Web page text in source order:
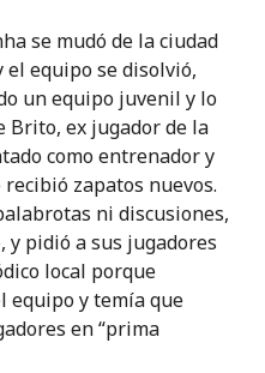
se mudó de la ciudad
el equipo se disolvió,
un equipo juvenil y lo
Brito, ex jugador de la
como entrenador y
zapatos nuevos.
ni discusiones,
pidió a sus jugadores
local porque
equipo y temía que
en “prima